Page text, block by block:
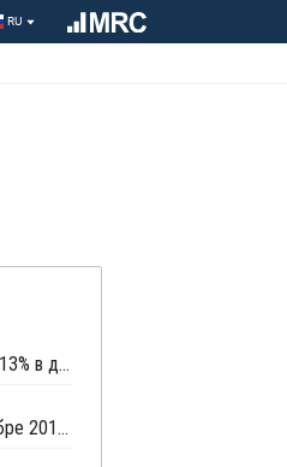
RU
Импорт параксилола в США снизился на 13% в декабре 2017 года
Импорт параксилола в США вырос в ноябре 2017 года почти в 2 раза